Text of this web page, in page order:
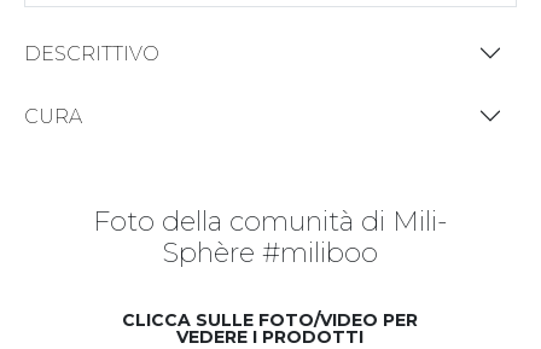
DESCRITTIVO
CURA
Foto della comunità di Mili-
Sphère #miliboo
CLICCA SULLE FOTO/VIDEO PER
VEDERE I PRODOTTI